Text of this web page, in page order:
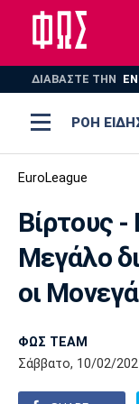
ΔΙΑΒΑΣΤΕ THN
ΡΟΗ
ΒΟΛΕΪ
AUTO-
Ποδόσφαιρο
Super
Super League
Ελλάδα
Μπάσκετ
Ελλάδα
EuroLeague
Ολυμπιακοί
Πόλο
EuroLeague
Βίρτους
Μεγάλο
οι
ΦΩΣ TEAM
Σάββατο, 10/02/